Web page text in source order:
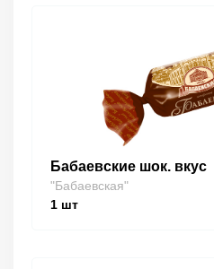
Бабаевские шок. вкус
"Бабаевская"
1 шт